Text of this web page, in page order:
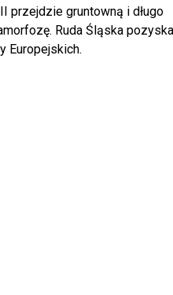
przejdzie gruntowną i długo
Ruda Śląska
Europejskich.